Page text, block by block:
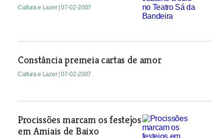
Cultura e Lazer | 07-02-2007
Constância premeia cartas de amor
Cultura e Lazer | 07-02-2007
Procissões marcam os festejos
em Amiais de Baixo